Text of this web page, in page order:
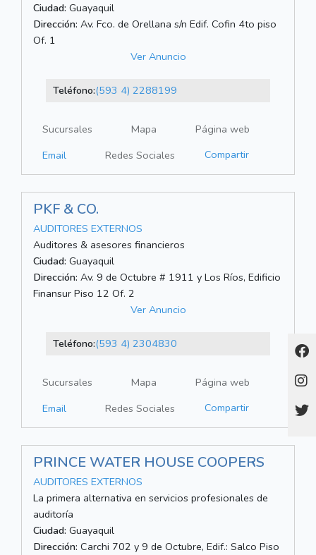
Ciudad: Guayaquil
Dirección: Av. Fco. de Orellana s/n Edif. Cofin 4to piso
Of. 1
Ver Anuncio
Teléfono:(593 4) 2288199
Sucursales Mapa
Página web
Email
Redes Sociales Compartir
PKF & CO.
AUDITORES EXTERNOS
Auditores & asesores financieros
Ciudad: Guayaquil
Dirección: Av. 9 de Octubre # 1911 y Los Ríos, Edificio
Finansur Piso 12 Of. 2
Ver Anuncio
Teléfono:(593 4) 2304830
Sucursales Mapa
Página web
Email
Redes Sociales Compartir
PRINCE WATER HOUSE COOPERS
AUDITORES EXTERNOS
La primera alternativa en servicios profesionales de
auditoría
Ciudad: Guayaquil
Dirección: Carchi 702 y 9 de Octubre, Edif.: Salco Piso